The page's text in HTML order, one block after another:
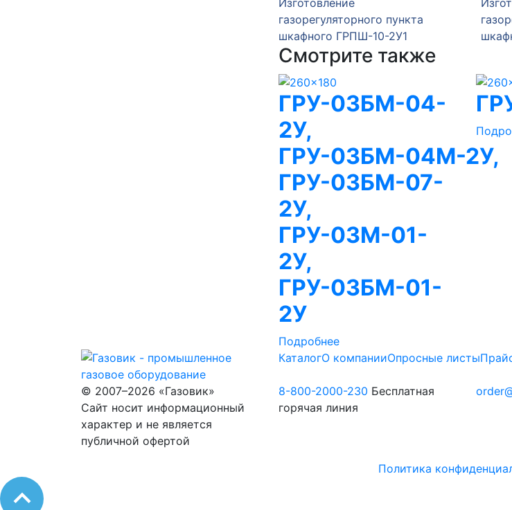
Изготовление
газорегуляторного пункта
шкафного ГРПШ-13-2У1
Смотрите также
ГРУ-03БМ-04-
2У,
ГРУ-03БМ-04М-2У,
ГРУ-03БМ-07-
2У,
ГРУ-03М-01-
2У,
ГРУ-03БМ-01-
2У
Подробнее
КаталогО компанииОпросные листы
© 2007–2026 «Газовик»
Сайт носит информационный
характер и не является
публичной офертой
8-800-2000-230 Бесплатная
горячая линия
Политика